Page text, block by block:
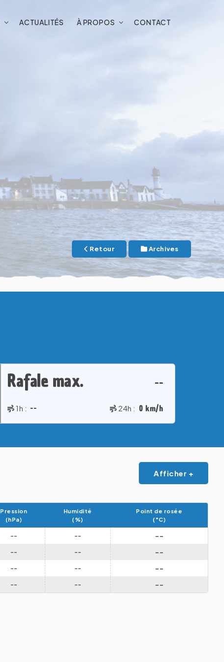
ACTUALITÉS À PROPOS CONTACT
Retour Archives
Rafale max. --
1h : -- 24h : 0 km/h
Afficher +
Pression
(hPa)
Humidité
(%)
Point de rosée
(°C)
-- --
--
-- --
--
-- --
--
-- -- --